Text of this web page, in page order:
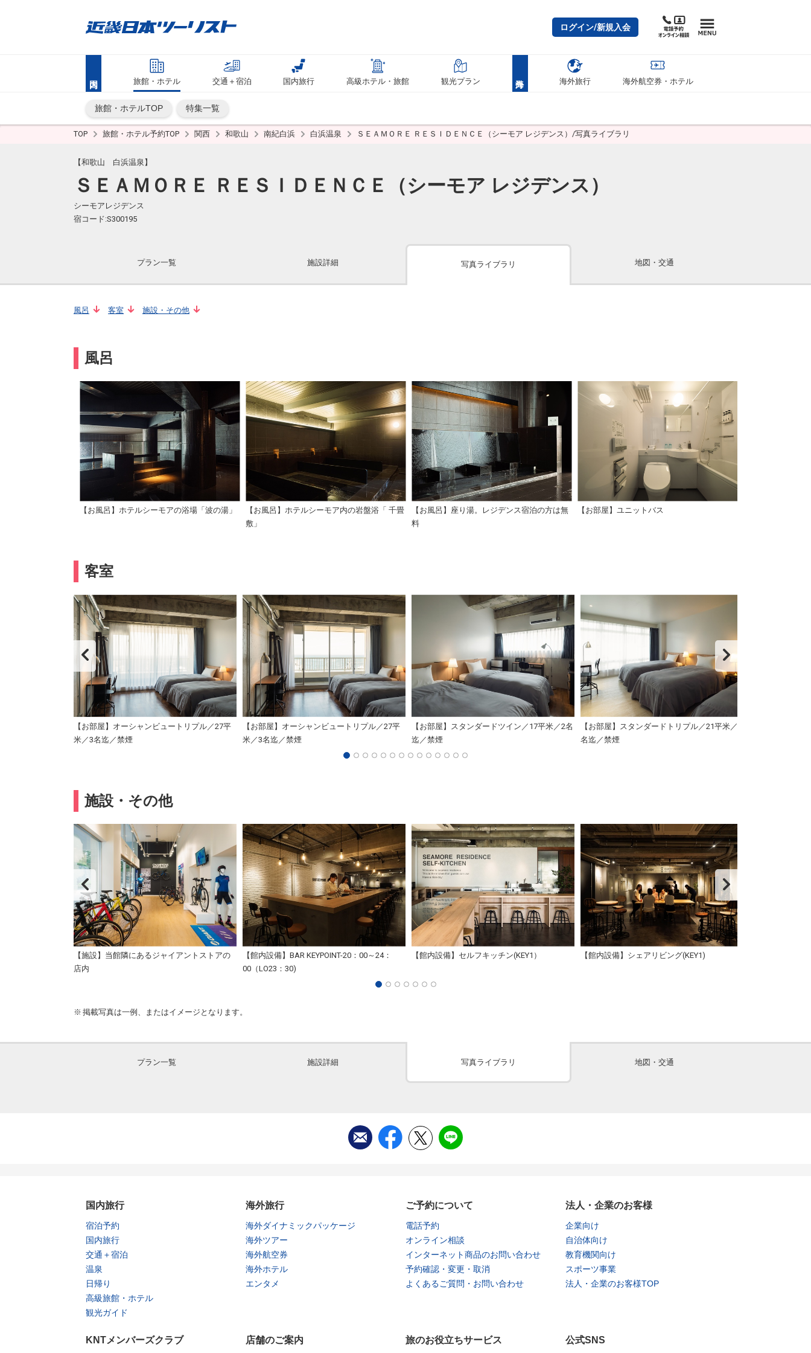
ログイン/新規入会
旅館・ホテル 交通＋宿泊 国内旅行 高級ホテル・旅館 観光プラン 海外旅行 海外航空券・ホテル
旅館・ホテルTOP 特集一覧
TOP 旅館・ホテル予約TOP 関西 和歌山 南紀白浜 白浜温泉 ＳＥＡＭＯＲＥ ＲＥＳＩＤＥＮＣＥ（シーモア レジデンス）/写真ライブラリ
【和歌山 白浜温泉】
ＳＥＡＭＯＲＥ ＲＥＳＩＤＥＮＣＥ（シーモア レジデンス）
シーモアレジデンス
宿コード:S300195
プラン一覧 施設詳細 写真ライブラリ 地図・交通
風呂 客室 施設・その他
風呂
【お風呂】ホテルシーモアの浴場「波の湯」
【お風呂】ホテルシーモア内の岩盤浴「 千畳
敷」
【お風呂】座り湯。レジデンス宿泊の方は無
料
【お部屋】ユニットバス
客室
【お部屋】オーシャンビュートリプル／27平
米／3名迄／禁煙
【お部屋】オーシャンビュートリプル／27平
米／3名迄／禁煙
【お部屋】スタンダードツイン／17平米／2名
迄／禁煙
【お部屋】スタンダードトリプル／21平米／3
名迄／禁煙
施設・その他
【施設】当館隣にあるジャイアントストアの
店内
【館内設備】BAR KEYPOINT-20：00～24：
00（LO23：30)
【館内設備】セルフキッチン(KEY1） 【館内設備】シェアリビング(KEY1)
掲載写真は一例、またはイメージとなります。
プラン一覧 施設詳細 写真ライブラリ 地図・交通
国内旅行
宿泊予約
国内旅行
交通＋宿泊
温泉
日帰り
高級旅館・ホテル
観光ガイド
海外旅行
海外ダイナミックパッケージ
海外ツアー
海外航空券
海外ホテル
エンタメ
ご予約について
電話予約
オンライン相談
インターネット商品のお問い合わせ
予約確認・変更・取消
よくあるご質問・お問い合わせ
法人・企業のお客様
企業向け
自治体向け
教育機関向け
スポーツ事業
法人・企業のお客様TOP
KNTメンバーズクラブ 店舗のご案内 旅のお役立ちサービス 公式SNS